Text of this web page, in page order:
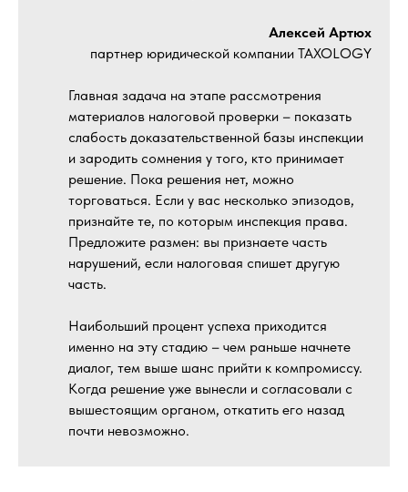
Алексей Артюх
партнер юридической компании TAXOLOGY
Главная задача на этапе рассмотрения
материалов налоговой проверки – показать
слабость доказательственной базы инспекции
и зародить сомнения у того, кто принимает
решение. Пока решения нет, можно
торговаться. Если у вас несколько эпизодов,
признайте те, по которым инспекция права.
Предложите размен: вы признаете часть
нарушений, если налоговая спишет другую
часть.
Наибольший процент успеха приходится
именно на эту стадию – чем раньше начнете
диалог, тем выше шанс прийти к компромиссу.
Когда решение уже вынесли и согласовали с
вышестоящим органом, откатить его назад
почти невозможно.